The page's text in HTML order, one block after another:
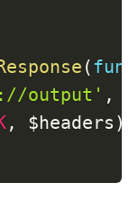
(
output' ,
, $headers )